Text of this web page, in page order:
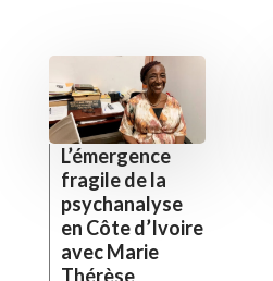
L’émergence
fragile de la
psychanalyse
en Côte d’Ivoire
avec Marie
Thérèse